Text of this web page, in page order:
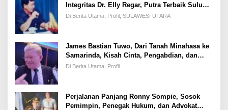
Integritas Dr. Elly Regar, Putra Terbaik Suluun
yang Disegani Lintas Generasi
Di Berita Utama, Profil, SULAWESI UTARA
James Bastian Tuwo, Dari Tanah Minahasa ke
Samarinda, Kisah Cinta, Pengabdian, dan
Kesuksesan
Di Berita Utama, Profil
Perjalanan Panjang Ronny Sompie, Sosok
Pemimpin, Penegak Hukum, dan Advokat